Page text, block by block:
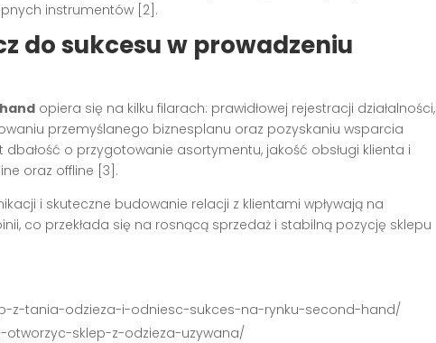
instrumentów [2].
do sukcesu w prowadzeniu
opiera się na kilku filarach: prawidłowej rejestracji działalności,
przemyślanego biznesplanu oraz pozyskaniu wsparcia
o przygotowanie asortymentu, jakość obsługi klienta i
oraz offline [3].
i skuteczne budowanie relacji z klientami wpływają na
co przekłada się na rosnącą sprzedaż i stabilną pozycję sklepu
z-tania-odzieza-i-odniesc-sukces-na-rynku-second-hand/
otworzyc-sklep-z-odzieza-uzywana/